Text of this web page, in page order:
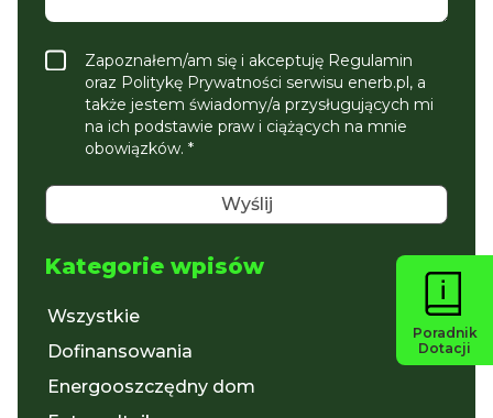
Zapoznałem/am się i akceptuję Regulamin
oraz Politykę Prywatności serwisu enerb.pl, a
także jestem świadomy/a przysługujących mi
na ich podstawie praw i ciążących na mnie
obowiązków. *
Kategorie wpisów
Wszystkie
Dofinansowania
Energooszczędny dom
Poradnik
Dotacji